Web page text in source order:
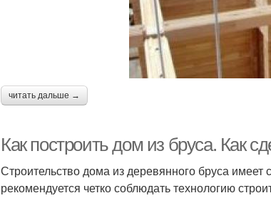
читать дальше →
Как построить дом из бруса. Как
Строительство дома из деревянного бруса
рекомендуется четко соблюдать технологию